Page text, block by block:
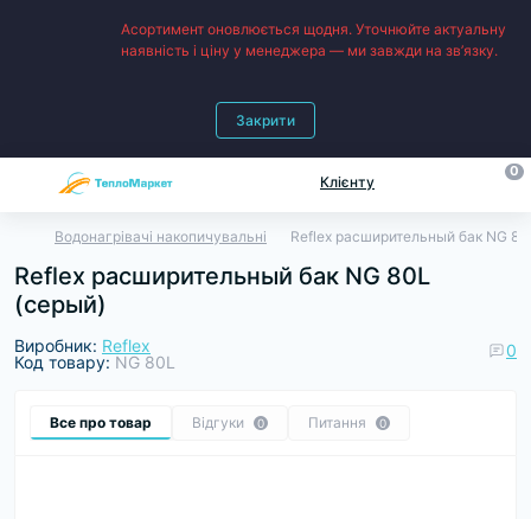
Асортимент оновлюється щодня. Уточнюйте актуальну
наявність і ціну у менеджера — ми завжди на зв’язку.
Закрити
Клієнту
0
Водонагрівачі накопичувальні Reflex расширительный бак NG
Reflex расширительный бак NG 80L
(серый)
Виробник: Reflex
Код товару: NG 80L
0
Все про товар Відгуки 0 Питання 0